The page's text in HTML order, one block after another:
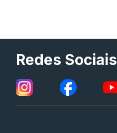
Redes Sociais